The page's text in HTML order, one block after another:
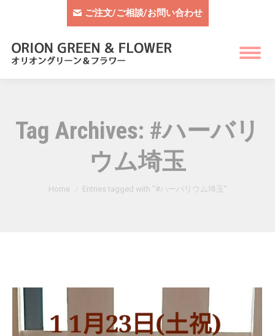
ご注文/ご相談/お問い合わせ
Tag Archives: #ハーバリ
ウム埼玉
You are here:
Home Entries tagged with "#ハーバリウム埼玉"